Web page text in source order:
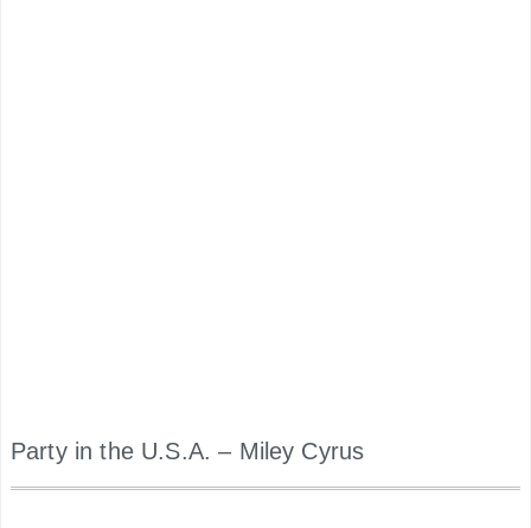
Party in the U.S.A. – Miley Cyrus